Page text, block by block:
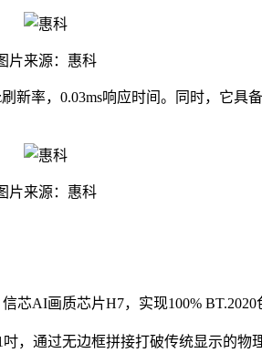
片来源：惠科
率，0.03ms响应时间。同时，它具
片来源：惠科
AI画质芯片H7，实现100% BT.2020
，通过无边框拼接打破传统显示的物